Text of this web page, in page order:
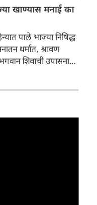
परिणाम होऊ शकतो.
निस्तेजपणा, मुरुमे
यांसारख्या समस्या
खाण्यास मनाई का
पाले भाज्या निषिद्ध
धर्मात, श्रावण
शिवाची उपासना
सात्विक जीवनशैलीचे